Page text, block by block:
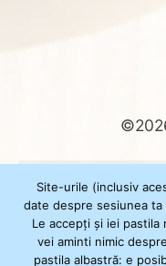
după:
Site-urile (inclusiv
date despre sesiunea
Le accepți și iei
vei aminti nimic
pastila albastră: e